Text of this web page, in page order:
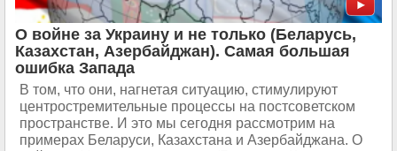
О войне за Украину и не только (Беларусь,
Казахстан, Азербайджан). Самая большая
ошибка Запада
В том, что они, нагнетая ситуацию, стимулируют
центростремительные процессы на постсоветском
пространстве. И это мы сегодня рассмотрим на
примерах Беларуси, Казахстана и Азербайджана. О